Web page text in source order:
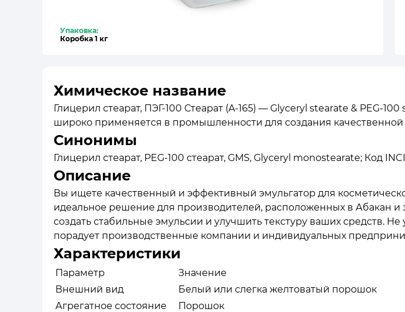
Упаковка:
Коробка 1 кг
Химическое название
Глицерил стеарат, ПЭГ-100 Стеарат (A-165) — Glyceryl stearate & PEG-
широко применяется в промышленности для создания качественной
Синонимы
Глицерил стеарат, PEG-100 стеарат, GMS, Glyceryl monostearate; Код
Описание
Вы ищете качественный и эффективный эмульгатор для
идеальное решение для производителей, расположенных в Абакан
создать стабильные эмульсии и улучшить текстуру ваших средств.
порадует производственные компании и индивидуальных
Характеристики
Параметр
Значение
Внешний вид
Белый или слегка желтоватый порошок
Агрегатное состояние
Порошок